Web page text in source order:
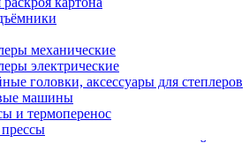
механические
электрические
головки, аксессуары для степлеров
машины
и термоперенос